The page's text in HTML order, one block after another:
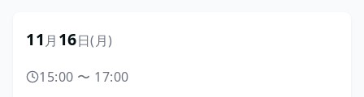
11 月 16日(月)
15:00 〜 17:00